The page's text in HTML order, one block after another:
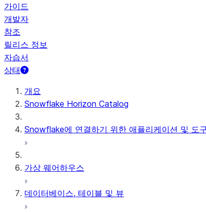
가이드
개발자
참조
릴리스 정보
자습서
상태
개요
Snowflake Horizon Catalog
Snowflake에 연결하기 위한 애플리케이션 및 도
가상 웨어하우스
데이터베이스, 테이블 및 뷰